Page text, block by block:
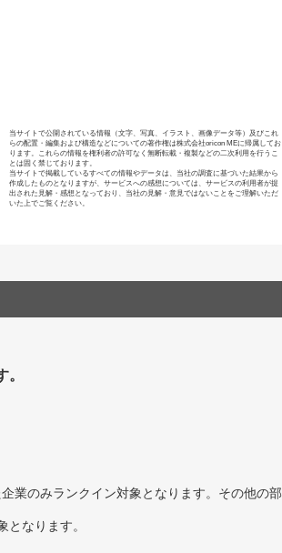
当サイトで公開されている情報（文字、写真、イラスト、画像データ等）及びこれ
らの配置・編集および構造などについての著作権は株式会社oricon MEに帰属してお
ります。これらの情報を権利者の許可なく無断転載・複製などの二次利用を行うこ
とは固く禁じております。
当サイトで掲載しているすべての情報やデータは、当社の調査に基づいた結果から
作成したものとなりますが、サービスへの感想については、サービスの利用者が提
出された見解・感想となっており、当社の見解・意見ではないことをご理解いただ
いた上でご覧ください。
業のみランクイン対象となります。その他の部
なります。